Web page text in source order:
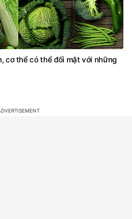
cơ thể có thể đối mặt với những